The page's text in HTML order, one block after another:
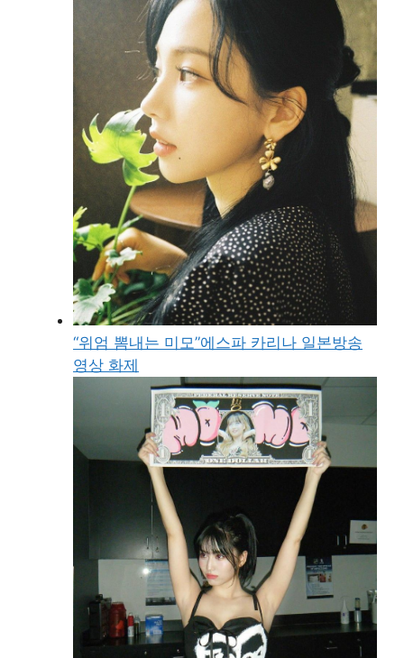
“위엄 뽐내는 미모”에스파 카리나 일본방송
영상 화제